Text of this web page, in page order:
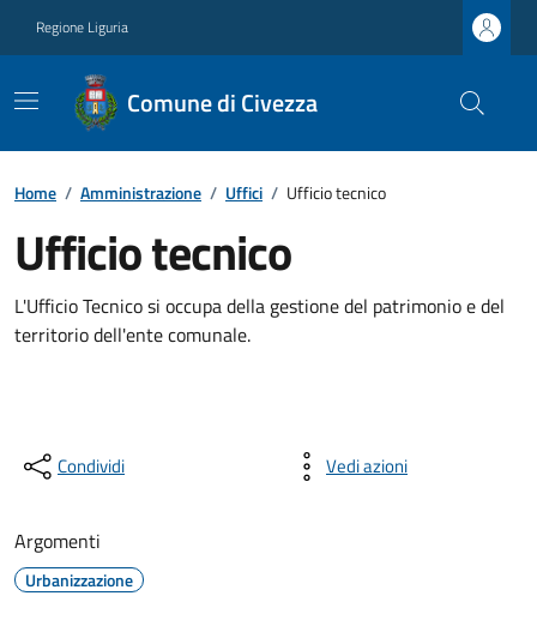
Regione Liguria
Comune di Civezza
Home / Amministrazione / Uffici / Ufficio tecnico
Ufficio tecnico
L'Ufficio Tecnico si occupa della gestione del patrimonio e del
territorio dell'ente comunale.
Condividi Vedi azioni
Argomenti
Urbanizzazione